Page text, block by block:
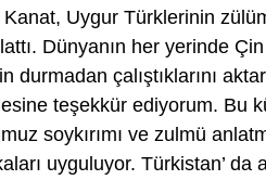
Kanat, Uygur Türklerinin
Dünyanın her yerinde
durmadan çalıştıklarını
teşekkür ediyorum. Bu
soykırımı ve zulmü
uyguluyor. Türkistan’